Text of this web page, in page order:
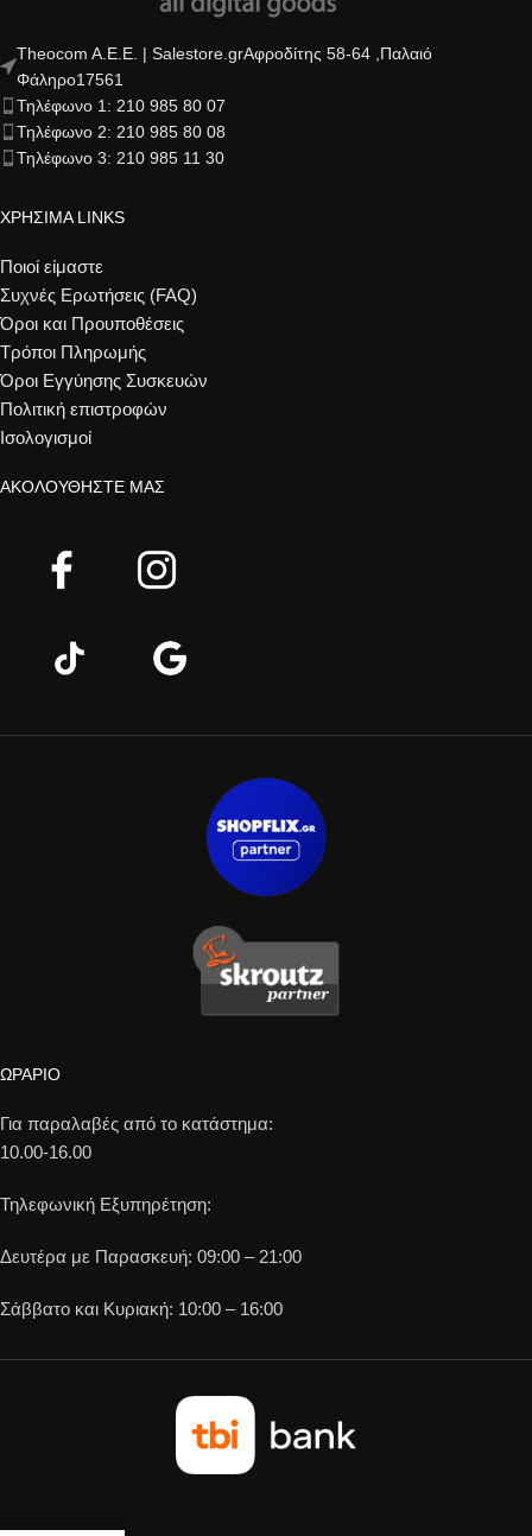
Theocom A.E.E. | Salestore.grΑφροδίτης 58-64 ,Παλαιό
Φάληρο17561
Τηλέφωνο 1: 210 985 80 07
Τηλέφωνο 2: 210 985 80 08
Τηλέφωνο 3: 210 985 11 30
ΧΡΗΣΙΜΑ LINKS
Ποιοί είμαστε
Συχνές Ερωτήσεις (FAQ)
Όροι και Προυποθέσεις
Τρόποι Πληρωμής
Όροι Εγγύησης Συσκευών
Πολιτική επιστροφών
Ισολογισμοί
ΑΚΟΛΟΥΘΉΣΤΕ ΜΑΣ
ΩΡΑΡΙΟ
Για παραλαβές από το κατάστημα:
10.00-16.00
Τηλεφωνική Εξυπηρέτηση:
Δευτέρα με Παρασκευή: 09:00 – 21:00
Σάββατο και Κυριακή: 10:00 – 16:00